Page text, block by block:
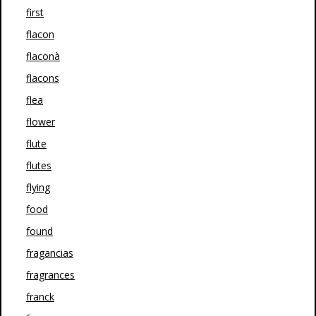
first
flacon
flaconà
flacons
flea
flower
flute
flutes
flying
food
found
fragancias
fragrances
franck